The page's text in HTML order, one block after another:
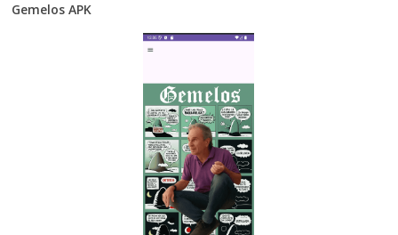
Gemelos APK